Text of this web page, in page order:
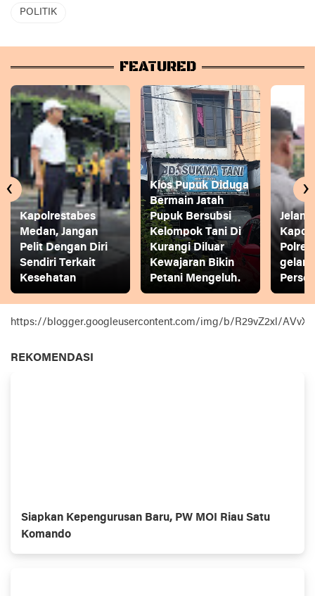
POLITIK
FEATURED
Kapolrestabes
Medan, Jangan
Pelit Dengan Diri
Sendiri Terkait
Kesehatan
Kios Pupuk Diduga
Bermain Jatah
Pupuk Bersubsi
Kelompok Tani Di
Kurangi Diluar
Kewajaran Bikin
Petani Mengeluh.
gelar
‹ ›
https://blogger.googleusercontent.com/img/b/R29vZ2xl/
REKOMENDASI
Siapkan Kepengurusan Baru, PW MOI Riau Satu
Komando